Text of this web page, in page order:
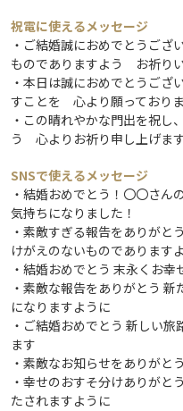
祝電に使えるメッセージ
・ご結婚誠におめでとうご
ものでありますよう お祈り
・本日は誠におめでとうご
すことを 心より願っており
・この晴れやかな門出を祝し
う 心よりお祈り申し上げます
SNSで使えるメッセージ
・結婚おめでとう！〇〇さん
気持ちになりました！
・素敵すぎる報告をありがと
けがえのないものであります
・結婚おめでとう 末永くお
・素敵な報告をありがとう
になりますように
・ご結婚おめでとう 新しい
ます
・素敵なお知らせをありがと
・幸せのおすそ分けありがと
たされますように